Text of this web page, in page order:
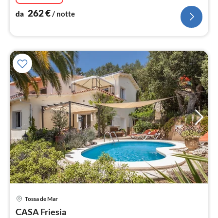
da 262€/ notte
Tossa de Mar
CASA Friesia